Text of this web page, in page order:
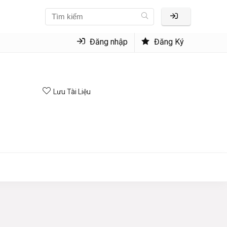
Đăng nhập Đăng Ký
Lưu Tài Liệu